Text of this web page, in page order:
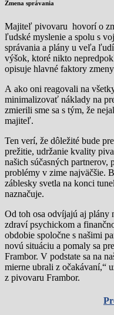
Zmena správania
Majiteľ pivovaru hovorí o
ľudské myslenie a spolu s
správania a plány u veľa
výšok, ktoré nikto
opisuje hlavné faktory
A ako oni reagovali na
minimalizovať náklady na
zmierili sme sa s tým, že
majiteľ.
Ten verí, že dôležité bude
prežitie, udržanie kvality
našich súčasných
problémy v zime najväčšie.
záblesky svetla na konci
naznačuje.
Od toh osa odvíjajú aj plány
zdraví psychickom a
obdobie spoločne s našimi
novú situáciu a pomaly sa
Frambor. V podstate sa na
mierne ubrali z očakávaní,“
z pivovaru Frambor.